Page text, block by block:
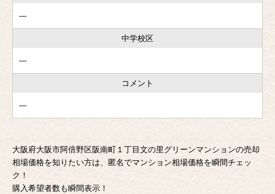
---
中学校区
---
コメント
---
大阪府大阪市阿倍野区阪南町１丁目文の里グリーンマンションの売却
相場価格を知りたい方は、匿名でマンション相場価格を瞬間チェッ
ク！
購入希望者数も瞬間表示！